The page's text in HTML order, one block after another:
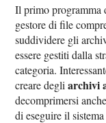
Il primo
gestore di file
suddividere gli
essere gestiti dalla
categoria.
creare degliarchivi
decomprimersi
di eseguire il